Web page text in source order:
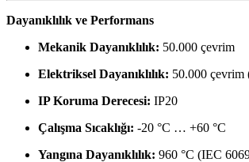
Dayanıklılık ve Performans
Mekanik Dayanıklılık: 50.000 çevrim
Elektriksel Dayanıklılık: 50.000
IP Koruma Derecesi: IP20
Çalışma Sıcaklığı: -20 °C … +60 °C
Yangına Dayanıklılık: 960 °C (IEC